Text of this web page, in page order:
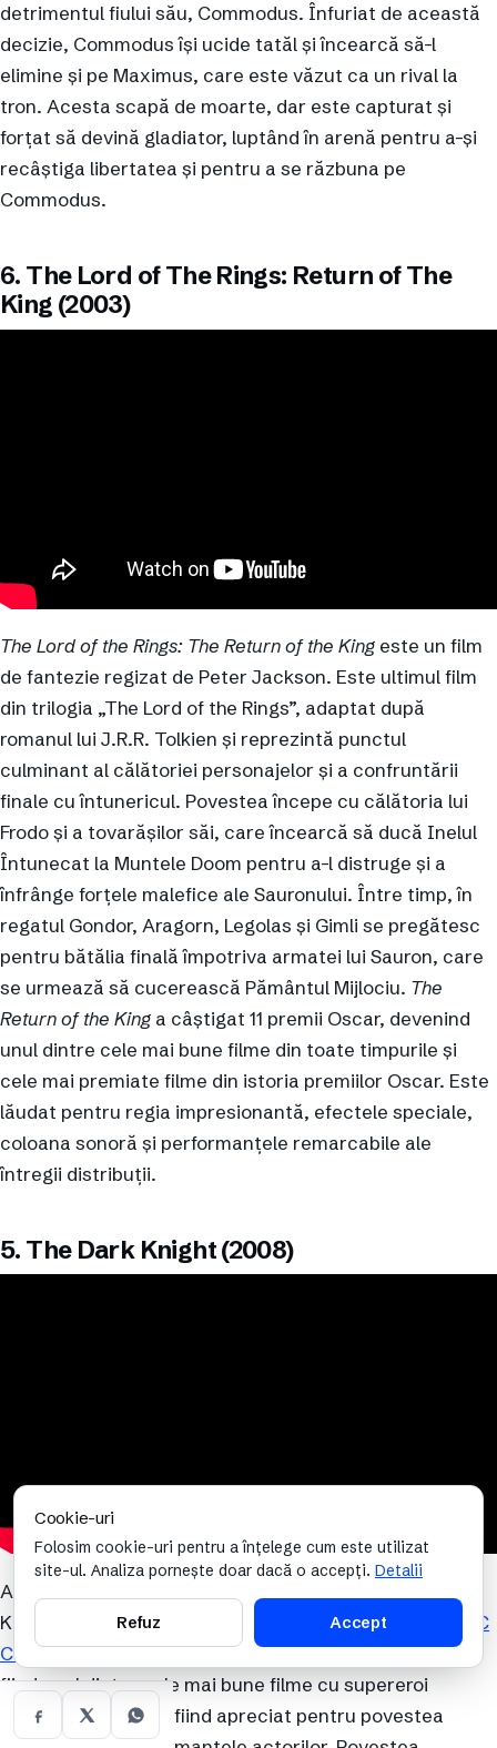
detrimentul fiului său, Commodus. Înfuriat de această
decizie, Commodus își ucide tatăl și încearcă să-l
elimine și pe Maximus, care este văzut ca un rival la
tron. Acesta scapă de moarte, dar este capturat și
forțat să devină gladiator, luptând în arenă pentru a-și
recâștiga libertatea și pentru a se răzbuna pe
Commodus.
6. The Lord of The Rings: Return of The
King (2003)
The Lord of the Rings: The Return of the King este un film
de fantezie regizat de Peter Jackson. Este ultimul film
din trilogia „The Lord of the Rings”, adaptat după
romanul lui J.R.R. Tolkien și reprezintă punctul
culminant al călătoriei personajelor și a confruntării
finale cu întunericul. Povestea începe cu călătoria lui
Frodo și a tovarășilor săi, care încearcă să ducă Inelul
Întunecat la Muntele Doom pentru a-l distruge și a
înfrânge forțele malefice ale Sauronului. Între timp, în
regatul Gondor, Aragorn, Legolas și Gimli se pregătesc
pentru bătălia finală împotriva armatei lui Sauron, care
se urmează să cucerească Pământul Mijlociu. The
Return of the King a câștigat 11 premii Oscar, devenind
unul dintre cele mai bune filme din toate timpurile și
cele mai premiate filme din istoria premiilor Oscar. Este
lăudat pentru regia impresionantă, efectele speciale,
coloana sonoră și performanțele remarcabile ale
întregii distribuții.
5. The Dark Knight (2008)
Acest film este a doua parte a trilogiei „The Dark
Knight” care îl are în centru pe celebrul personaj din
DC
Comics, Batman. Acesta este considerat de mulți ca
fiind unul dintre cele mai bune filme cu supereroi
realizate vreodată, fiind apreciat pentru povestea
Cookie-uri
Folosim cookie-uri pentru a înțelege cum este utilizat
site-ul. Analiza pornește doar dacă o accepți. Detalii
Refuz Accept